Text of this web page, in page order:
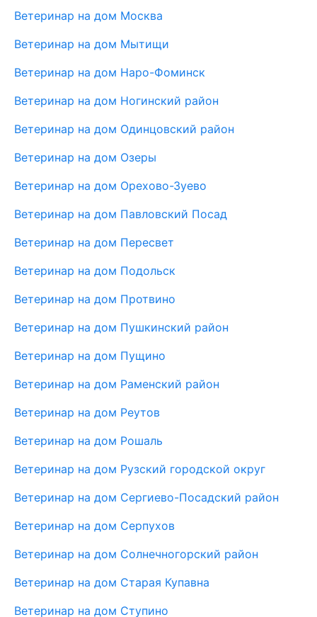
Ветеринар на дом Москва
Ветеринар на дом Мытищи
Ветеринар на дом Наро-Фоминск
Ветеринар на дом Ногинский район
Ветеринар на дом Одинцовский район
Ветеринар на дом Озеры
Ветеринар на дом Орехово-Зуево
Ветеринар на дом Павловский Посад
Ветеринар на дом Пересвет
Ветеринар на дом Подольск
Ветеринар на дом Протвино
Ветеринар на дом Пушкинский район
Ветеринар на дом Пущино
Ветеринар на дом Раменский район
Ветеринар на дом Реутов
Ветеринар на дом Рошаль
Ветеринар на дом Рузский городской округ
Ветеринар на дом Сергиево-Посадский район
Ветеринар на дом Серпухов
Ветеринар на дом Солнечногорский район
Ветеринар на дом Старая Купавна
Ветеринар на дом Ступино